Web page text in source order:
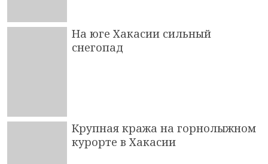
На юге Хакасии сильный
снегопад
Крупная кража на горнолыжном
курорте в Хакасии